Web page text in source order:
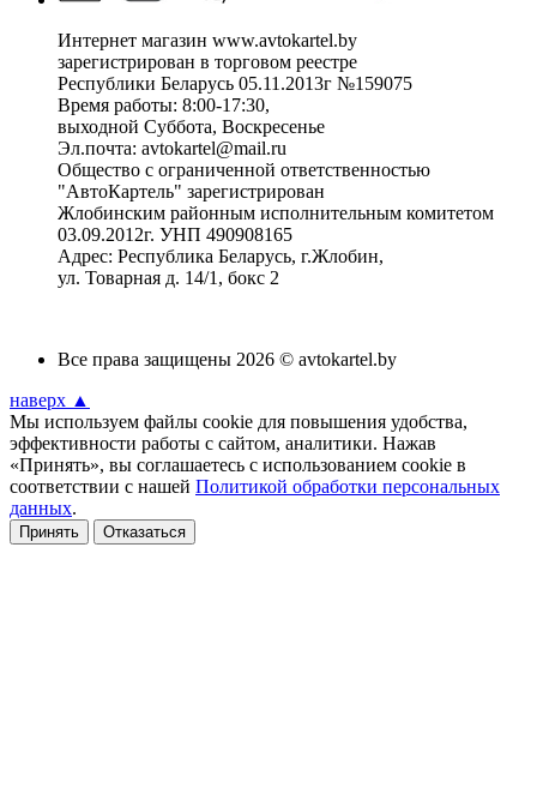
Интернет магазин www.avtokartel.by
зарегистрирован в торговом реестре
Республики Беларусь 05.11.2013г №159075
Время работы: 8:00-17:30,
выходной Суббота, Воскресенье
Эл.почта: avtokartel@mail.ru
Общество с ограниченной ответственностью
"АвтоКартель" зарегистрирован
Жлобинским районным исполнительным комитетом
03.09.2012г. УНП 490908165
Адрес: Республика Беларусь, г.Жлобин,
ул. Товарная д. 14/1, бокс 2
Все права защищены 2026 © avtokartel.by
наверх ▲
Мы используем файлы cookie для повышения удобства,
эффективности работы с сайтом, аналитики. Нажав
«Принять», вы соглашаетесь с использованием cookie в
соответствии с нашей Политикой обработки персональных
данных.
Принять Отказаться